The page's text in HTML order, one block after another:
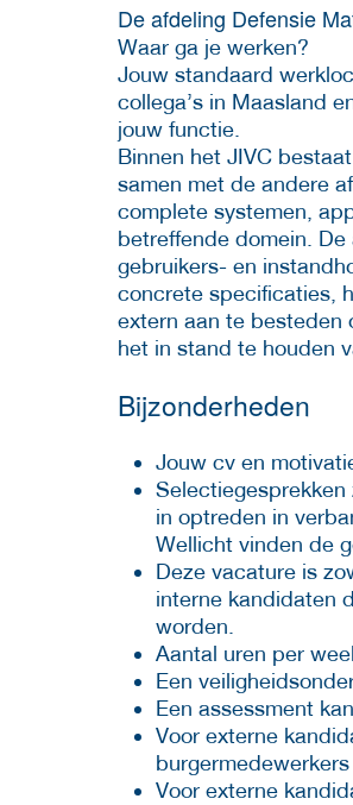
De afdeling Defensie
Waar ga je werken?
Jouw standaard
collega’s in Maasland
jouw functie.
Binnen het JIVC
samen met de andere
complete systemen,
betreffende domein.
gebruikers- en
concrete specificaties,
extern aan te besteden
het in stand te houden
Bijzonderheden
Jouw cv en
in optreden in
Wellicht vinden de
Deze vacature is
interne kandidaten
worden.
Aantal uren per
Een
Een assessment
Voor externe
Voor externe